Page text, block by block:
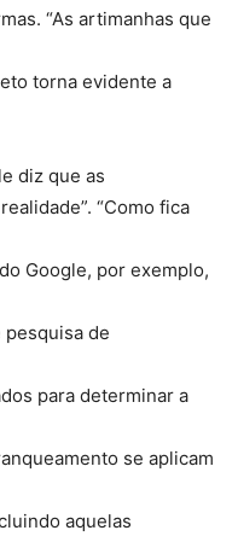
“As artimanhas que
torna evidente a
diz que as
“Como fica
Google, por exemplo,
de
para determinar a
se aplicam
aquelas